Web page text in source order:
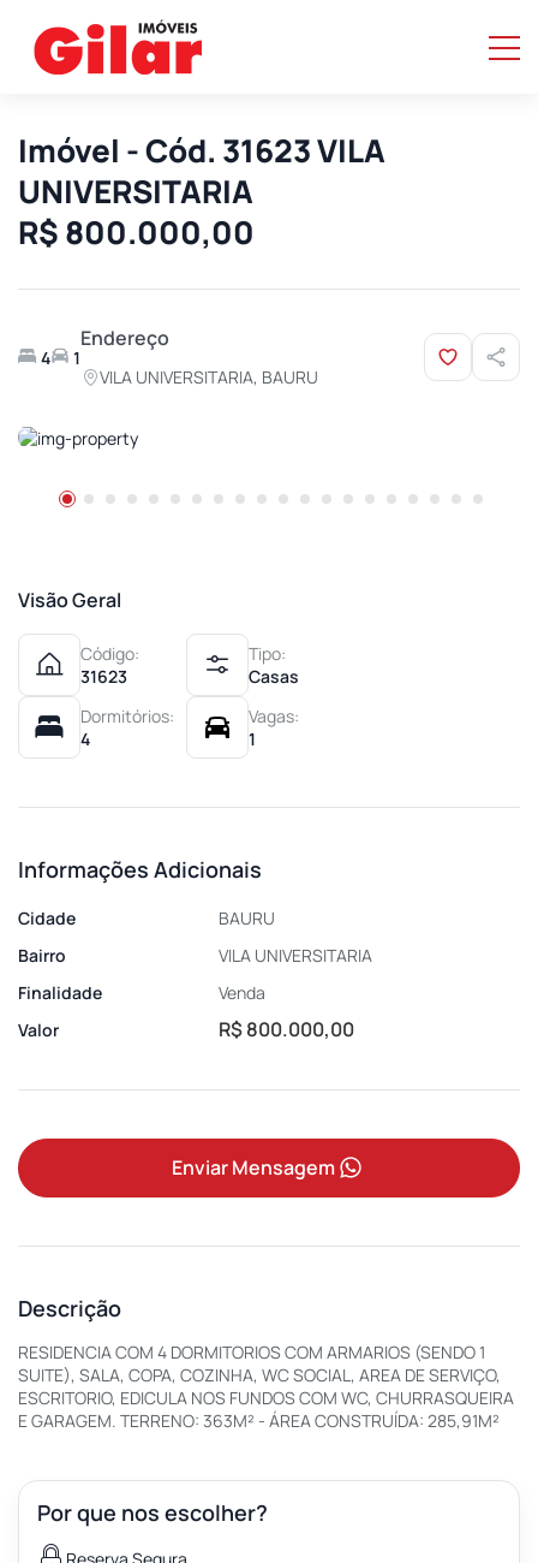
Imóvel - Cód. 31623 VILA
UNIVERSITARIA
R$ 800.000,00
4 1
Endereço
VILA UNIVERSITARIA, BAURU
Visão Geral
Código:
31623
Tipo:
Casas
Dormitórios:
4
Vagas:
1
Informações Adicionais
Cidade
BAURU
Bairro
VILA UNIVERSITARIA
Finalidade
Venda
Valor
R$ 800.000,00
Enviar Mensagem
Descrição
RESIDENCIA COM 4 DORMITORIOS COM ARMARIOS (SENDO 1
SUITE), SALA, COPA, COZINHA, WC SOCIAL, AREA DE SERVIÇO,
ESCRITORIO, EDICULA NOS FUNDOS COM WC, CHURRASQUEIRA
E GARAGEM. TERRENO: 363M² - ÁREA CONSTRUÍDA: 285,91M²
Por que nos escolher?